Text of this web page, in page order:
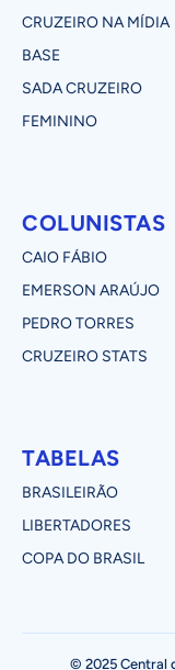
CRUZEIRO NA MÍDIA
BASE
SADA CRUZEIRO
FEMININO
COLUNISTAS
CAIO FÁBIO
EMERSON ARAÚJO
PEDRO TORRES
CRUZEIRO STATS
TABELAS
BRASILEIRÃO
LIBERTADORES
COPA DO BRASIL
© 2025 Central